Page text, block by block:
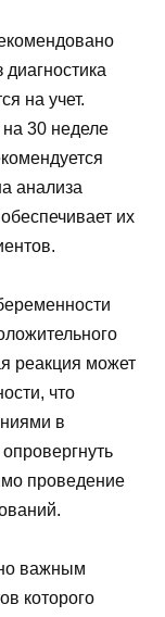
на учет.
30 неделе
анализа
их
реакция может
что
в
проведение
важным
которого